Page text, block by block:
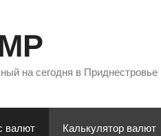
на сегодня в Приднестровье
валют Калькулятор валют